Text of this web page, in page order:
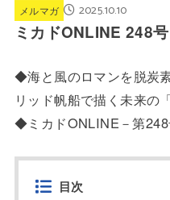
メルマガ 2025.10.10
ミカドONLINE 248
◆海と風のロマンを脱炭
リッド帆船で描く未来の
◆ミカドONLINE－第
目次